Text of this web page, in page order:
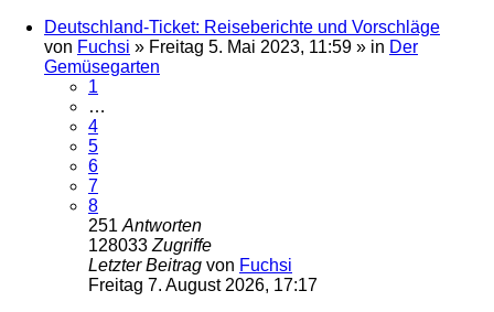
Deutschland-Ticket: Reiseberichte und Vorschläge
von Fuchsi » Freitag 5. Mai 2023, 11:59 » in Der
Gemüsegarten
1
…
4
5
6
7
8
251 Antworten
128033 Zugriffe
Letzter Beitrag von Fuchsi
Freitag 7. August 2026, 17:17